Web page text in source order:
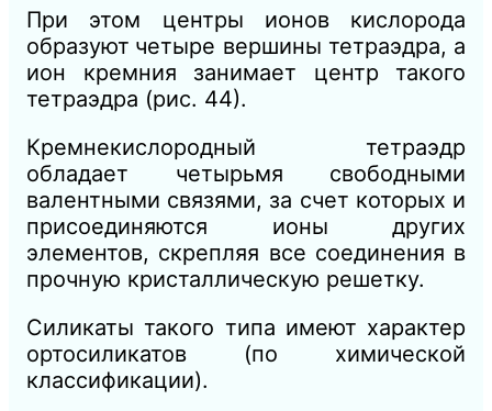
При этом центры ионов кислорода
образуют четыре вершины тетраэдра, а
ион кремния занимает центр такого
тетраэдра (рис. 44).
Кремнекислородный тетраэдр
обладает четырьмя свободными
валентными связями, за счет которых и
присоединяются ионы других
элементов, скрепляя все соединения в
прочную кристаллическую решетку.
Силикаты такого типа имеют характер
ортосиликатов (по химической
классификации).